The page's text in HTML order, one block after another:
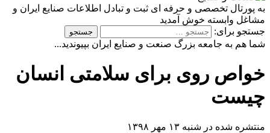
به پورتال تخصصی و حرفه ای ثبت و تبادل اطلاعات صنایع ایران و
مشاغل وابسته خوش آمدید
جستجو برای:
شما هم به جامعه بزرگ صنعت و صنایع ایران بپیوندید...
خواص روی برای سلامتی انسان
چیست
منتشره شده در شنبه ۱۳ مهر ۱۳۹۸